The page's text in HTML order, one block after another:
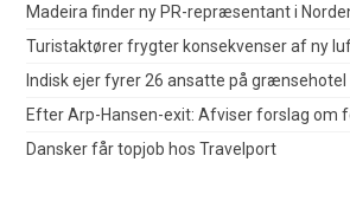
Madeira finder ny PR-repræsentant i
Turistaktører frygter konsekvenser af ny
Indisk ejer fyrer 26 ansatte på grænsehotel
Efter Arp-Hansen-exit: Afviser forslag om
Dansker får topjob hos Travelport